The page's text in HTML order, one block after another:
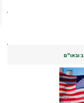
ובאו"ם